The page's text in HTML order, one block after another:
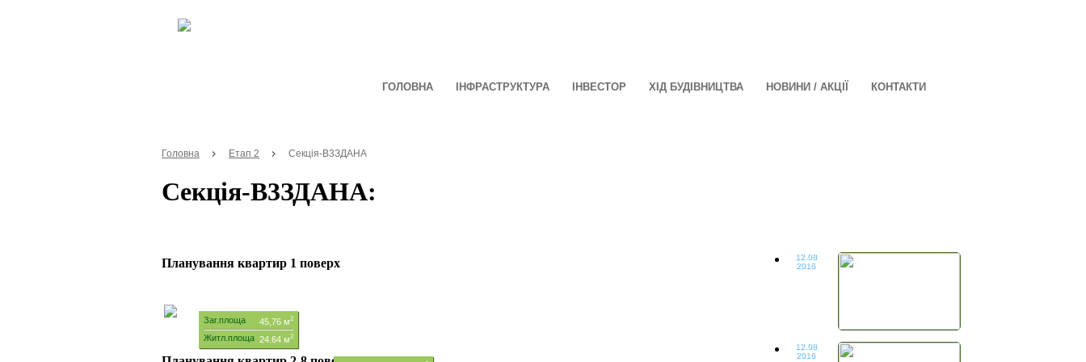
ГОЛОВНА ІНФРАСТРУКТУРА ІНВЕСТОР ХІД БУДІВНИЦТВА НОВИНИ / АКЦІЇ КОНТАКТИ
Головна Етап 2 Секція-В3ЗДАНА
Секція-В3ЗДАНА:
Планування квартир 1 поверх
Заг.площа 45,76 м2
Житл.площа 24.64 м2
12.08
2016
12.08
2016